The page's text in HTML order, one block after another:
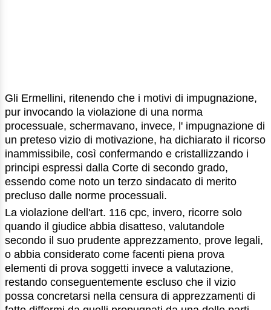
Gli Ermellini, ritenendo che i motivi di impugnazione,
pur invocando la violazione di una norma
processuale, schermavano, invece, l' impugnazione di
un preteso vizio di motivazione, ha dichiarato il ricorso
inammissibile, così confermando e cristallizzando i
principi espressi dalla Corte di secondo grado,
essendo come noto un terzo sindacato di merito
precluso dalle norme processuali.
La violazione dell'art. 116 cpc, invero, ricorre solo
quando il giudice abbia disatteso, valutandole
secondo il suo prudente apprezzamento, prove legali,
o abbia considerato come facenti piena prova
elementi di prova soggetti invece a valutazione,
restando conseguentemente escluso che il vizio
possa concretarsi nella censura di apprezzamenti di